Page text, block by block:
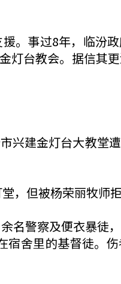
。事过8年，临汾
灯台教会。据信其
兴建金灯台大教堂
，但被杨荣丽牧师拒
名警察及便衣暴徒
宿舍里的基督徒。